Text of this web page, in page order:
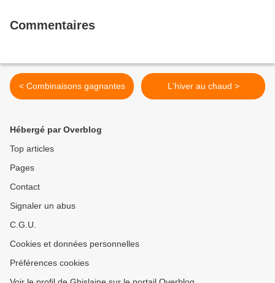
Commentaires
< Combinaisons gagnantes L'hiver au chaud >
Hébergé par Overblog
Top articles
Pages
Contact
Signaler un abus
C.G.U.
Cookies et données personnelles
Préférences cookies